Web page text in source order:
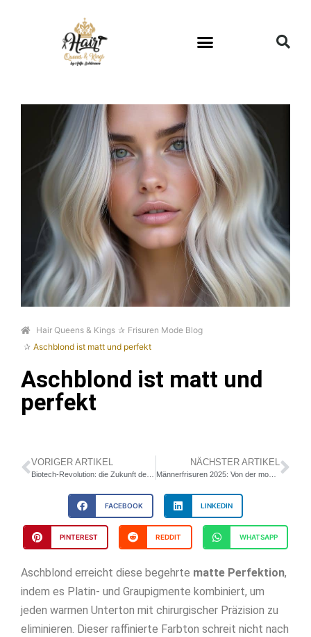
Hair Queens & Kings
Frisuren Mode Blog
Aschblond ist matt und perfekt
Aschblond ist matt und
perfekt
VORIGER ARTIKEL NÄCHSTER ARTIKEL
Männerfrisuren 2025: Von der modernen Pompadour bis zum strukturierten Crop
FACEBOOK LINKEDIN
PINTEREST REDDIT WHATSAPP
Aschblond erreicht diese begehrte matte Perfektion,
indem es Platin- und Graupigmente kombiniert, um
jeden warmen Unterton mit chirurgischer Präzision zu
eliminieren. Dieser raffinierte Farbton schreit nicht nach